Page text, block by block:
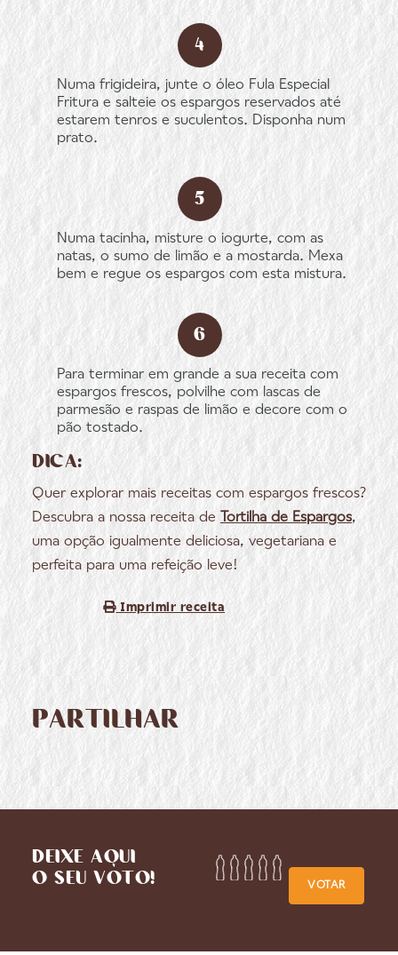
Numa frigideira, junte o óleo Fula Especial
Fritura e salteie os espargos reservados até
estarem tenros e suculentos. Disponha num
prato.
Numa tacinha, misture o iogurte, com as
natas, o sumo de limão e a mostarda. Mexa
bem e regue os espargos com esta mistura.
Para terminar em grande a sua receita com
espargos frescos, polvilhe com lascas de
parmesão e raspas de limão e decore com o
pão tostado.
DICA:
Quer explorar mais receitas com espargos frescos?
Descubra a nossa receita de Tortilha de Espargos,
uma opção igualmente deliciosa, vegetariana e
perfeita para uma refeição leve!
Imprimir receita
PARTILHAR
DEIXE AQUI
O SEU VOTO!
VOTAR